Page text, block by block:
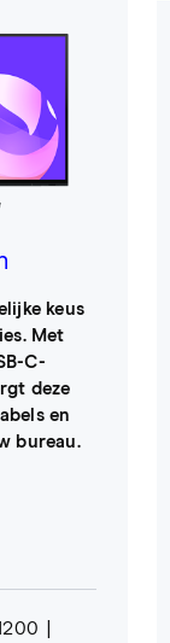
keus
Met
C-
deze
en
bureau.